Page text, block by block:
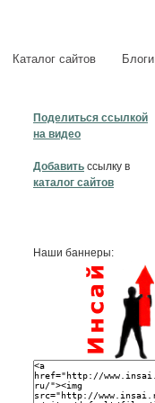
Каталог сайтов Блоги
Поделиться ссылкой
на видео
Добавить ссылку в
каталог сайтов
Наши баннеры: